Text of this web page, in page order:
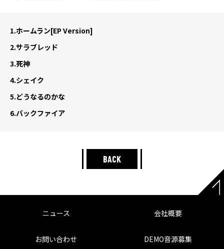
1.ホームラン[EP Version]
2.サラブレッド
3.死神
4.シェイク
5.どうなるのかな
6.バックファイア
BACK
ニュース 会社概要
お問い合わせ DEMO音源募集